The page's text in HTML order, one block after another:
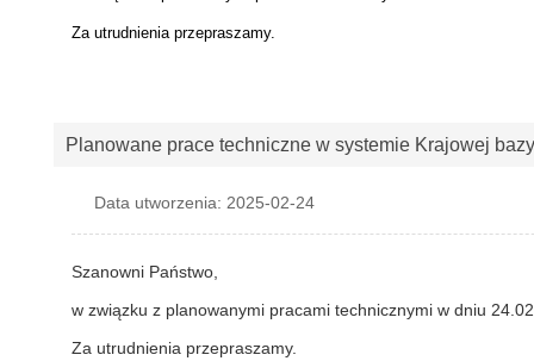
Za utrudnienia przepraszamy.
Planowane prace techniczne w systemie Krajowej bazy
Data utworzenia: 2025-02-24
Szanowni Państwo,
w związku z planowanymi pracami technicznymi w dniu
Za utrudnienia przepraszamy.